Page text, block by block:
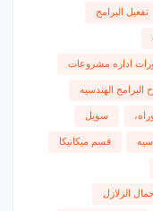
تفعيل البرامج
اداره مشروعات
الهندسيه
سويل
قسم ميكانيكا
الزلازل